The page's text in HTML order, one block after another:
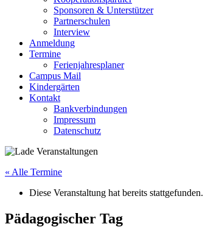
Sponsoren & Unterstützer
Partnerschulen
Interview
Anmeldung
Termine
Ferienjahresplaner
Campus Mail
Kindergärten
Kontakt
Bankverbindungen
Impressum
Datenschutz
« Alle Termine
Diese Veranstaltung hat bereits stattgefunden.
Pädagogischer Tag